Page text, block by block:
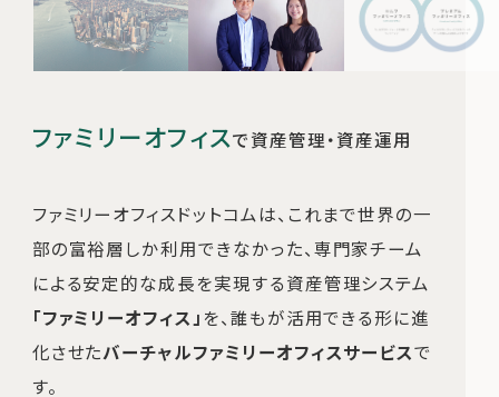
ファミリーオフィスで資産管理・資産運用
ファミリーオフィスドットコムは、これまで世界の一
部の富裕層しか利用できなかった、専門家チーム
による安定的な成長を実現する資産管理システム
「ファミリーオフィス」 を、誰もが活用できる形に進
化させたバーチャルファミリーオフィスサービスで
す。